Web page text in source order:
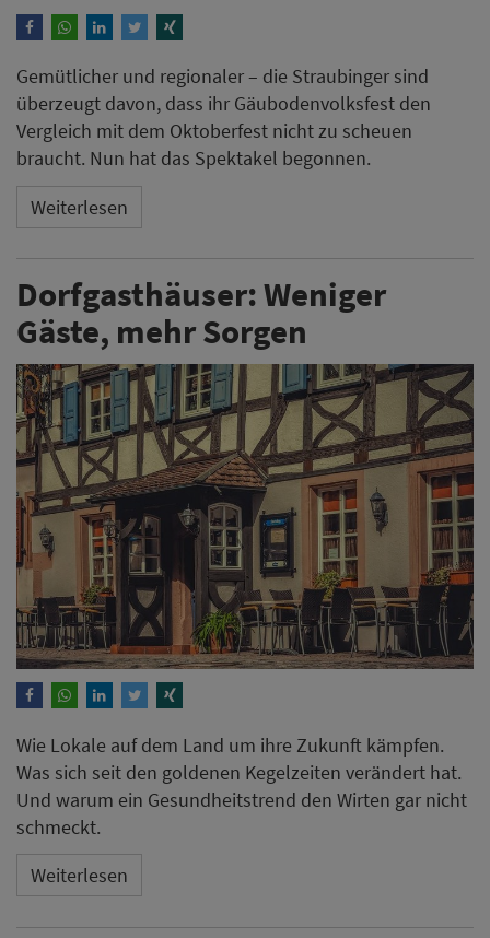
Gemütlicher und regionaler – die Straubinger sind
überzeugt davon, dass ihr Gäubodenvolksfest den
Vergleich mit dem Oktoberfest nicht zu scheuen
braucht. Nun hat das Spektakel begonnen.
Weiterlesen
Dorfgasthäuser: Weniger
Gäste, mehr Sorgen
Wie Lokale auf dem Land um ihre Zukunft kämpfen.
Was sich seit den goldenen Kegelzeiten verändert hat.
Und warum ein Gesundheitstrend den Wirten gar nicht
schmeckt.
Weiterlesen